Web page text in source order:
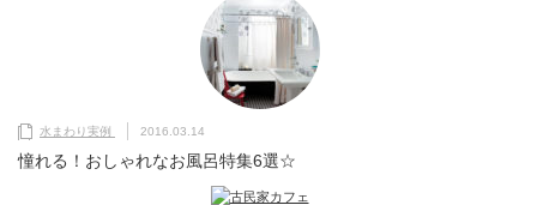
水まわり実例 2016.03.14
憧れる！おしゃれなお風呂特集6選☆